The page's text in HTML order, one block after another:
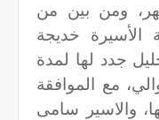
ومن بين من
الأسيرة خديجة
من الخليل جدد لها لمدة
مع الموافقة
والاسير سامى